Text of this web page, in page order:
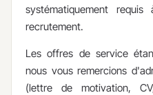
systématiquement
recrutement.
Les offres de service
nous vous remercions
(lettre de motivation,